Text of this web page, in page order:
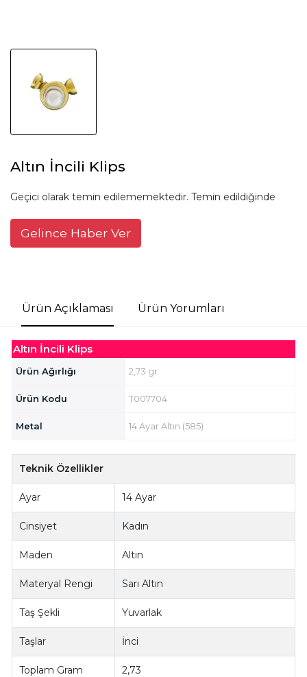
Altın İncili Klips
Geçici olarak temin edilememektedir. Temin edildiğinde
Gelince Haber Ver
Ürün Açıklaması Ürün Yorumları
Altın İncili Klips
Ürün Ağırlığı 2,73 gr
Ürün Kodu T007704
Metal 14 Ayar Altın (585)
Teknik Özellikler
Ayar 14 Ayar
Cinsiyet Kadın
Maden Altın
Materyal Rengi Sarı Altın
Taş Şekli Yuvarlak
Taşlar İnci
Toplam Gram 2,73